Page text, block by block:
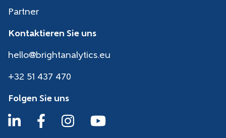
Partner
Kontaktieren Sie uns
hello@brightanalytics.eu
+32 51 437 470
Folgen Sie uns